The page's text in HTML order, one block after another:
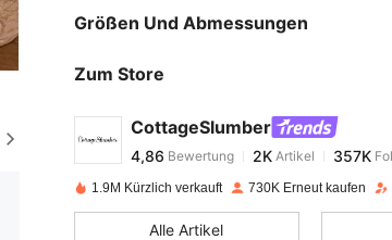
Größen Und Abmessungen
Zum Store
CottageSlumber
4,86
4,86 Bewertung 2KArtikel 357K
m***obezahltVor 1 Tag
1.9M Kürzlich verkauft 730K Erneut kaufen
Alle Artikel